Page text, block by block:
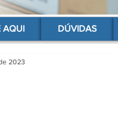
código de barras barato
AQUI DÚVIDAS
2023